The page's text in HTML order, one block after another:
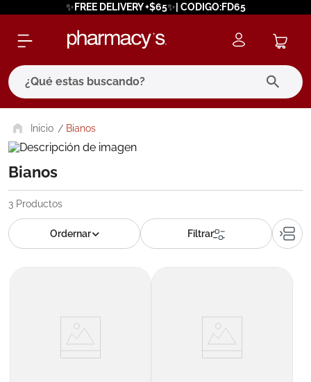
✨FREE DELIVERY +$65✨| CODIGO:FD65
¿Qué estas buscando?
Bianos
Bianos
3 Productos
términos más buscados
1. eucerin
2 . protector solar
3. bioderma
5. cerave
roche posay